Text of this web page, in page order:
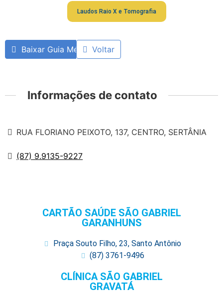
Laudos Raio X e Tomografia
Baixar Guia MédicoVoltar
Informações de contato
RUA FLORIANO PEIXOTO, 137, CENTRO, SERTÂNIA
(87) 9.9135-9227
CARTÃO SAÚDE SÃO GABRIEL
GARANHUNS
Praça Souto Filho, 23, Santo Antônio
(87) 3761-9496
CLÍNICA SÃO GABRIEL
GRAVATÁ